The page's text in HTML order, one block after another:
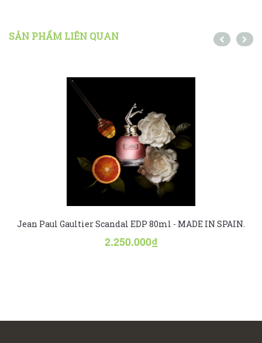
SẢN PHẨM LIÊN QUAN
Jean Paul Gaultier Scandal EDP 80ml - MADE IN SPAIN.
2.250.000₫